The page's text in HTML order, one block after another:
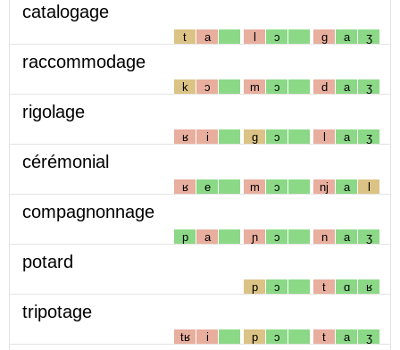
catalogage
t a l ɔ g a ʒ
raccommodage
k ɔ m ɔ d a ʒ
rigolage
ʁ i g ɔ l a ʒ
cérémonial
ʁ e m ɔ nj a l
compagnonnage
p a ɲ ɔ n a ʒ
potard
p ɔ t ɑ ʁ
tripotage
tʁ i p ɔ t a ʒ